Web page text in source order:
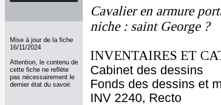
Mise à jour de la fiche
16/11/2024
Attention, le contenu de
cette fiche ne reflète
pas nécessairement le
dernier état du savoir.
Cavalier en armure
niche : saint George ?
INVENTAIRES ET
Cabinet des dessins
Fonds des dessins et
INV 2240, Recto